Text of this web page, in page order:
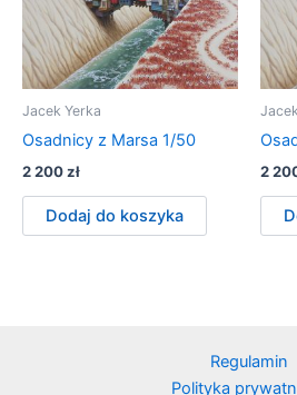
Jacek Yerka
Osadnicy z Marsa 1/50
2 200zł
Dodaj do koszyka
2
Regulamin
Polityka